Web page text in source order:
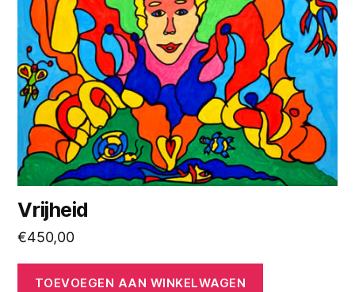
Vrijheid
€450,00
TOEVOEGEN AAN WINKELWAGEN